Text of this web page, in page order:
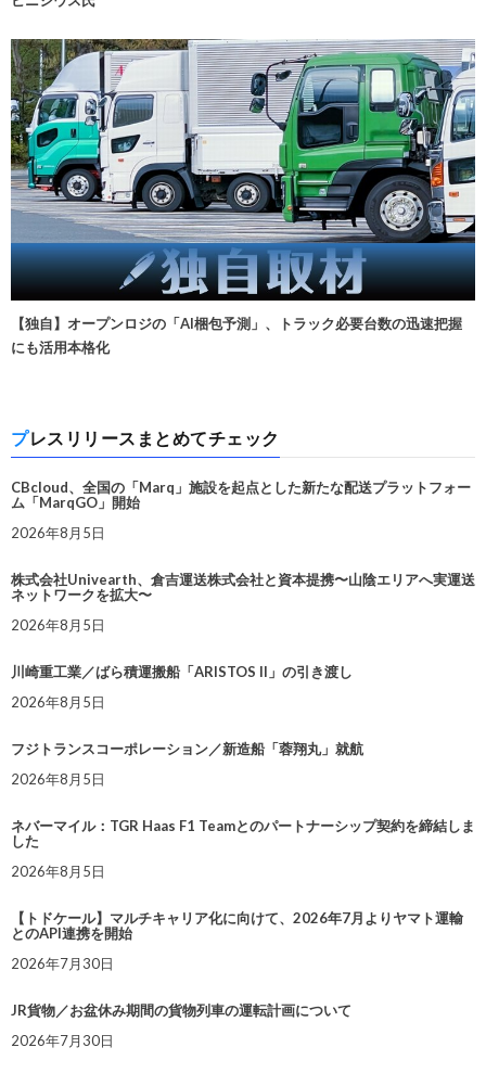
【独自】オープンロジの「AI梱包予測」、トラック必要台数の迅速把握
にも活用本格化
プレスリリースまとめてチェック
CBcloud、全国の「Marq」施設を起点とした新たな配送プラットフォー
ム「MarqGO」開始
2026年8月5日
株式会社Univearth、倉吉運送株式会社と資本提携〜山陰エリアへ実運送
ネットワークを拡大〜
2026年8月5日
川崎重工業／ばら積運搬船「ARISTOS II」の引き渡し
2026年8月5日
フジトランスコーポレーション／新造船「蓉翔丸」就航
2026年8月5日
ネバーマイル：TGR Haas F1 Teamとのパートナーシップ契約を締結しま
した
2026年8月5日
【トドケール】マルチキャリア化に向けて、2026年7月よりヤマト運輸
とのAPI連携を開始
2026年7月30日
JR貨物／お盆休み期間の貨物列車の運転計画について
2026年7月30日